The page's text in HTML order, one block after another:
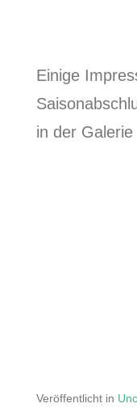
Einige
in der Galerie
Veröffentlicht in